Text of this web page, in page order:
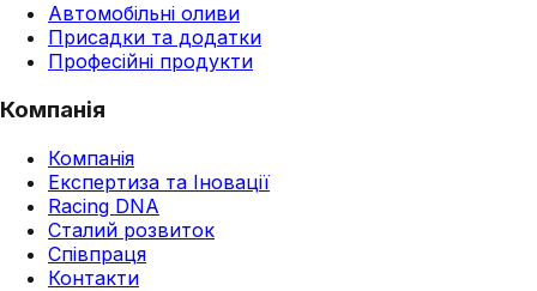
Автомобільні оливи
Присадки та додатки
Професійні продукти
Компанія
Компанія
Експертиза та Іновації
Racing DNA
Сталий розвиток
Співпраця
Контакти